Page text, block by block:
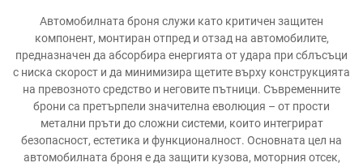
Автомобилната броня служи като критичен защитен
компонент, монтиран отпред и отзад на автомобилите,
предназначен да абсорбира енергията от удара при сблъсъци
с ниска скорост и да минимизира щетите върху конструкцията
на превозното средство и неговите пътници. Съвременните
брони са претърпели значителна еволюция – от прости
метални пръти до сложни системи, които интегрират
безопасност, естетика и функционалност. Основната цел на
автомобилната броня е да защити кузова, моторния отсек,